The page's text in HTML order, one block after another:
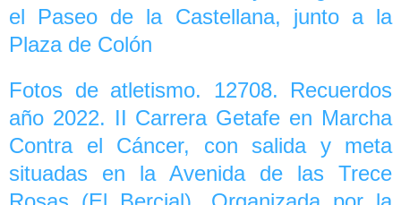
el Paseo de la Castellana, junto a la
Plaza de Colón
Fotos de atletismo. 12708. Recuerdos
año 2022. II Carrera Getafe en Marcha
Contra el Cáncer, con salida y meta
situadas en la Avenida de las Trece